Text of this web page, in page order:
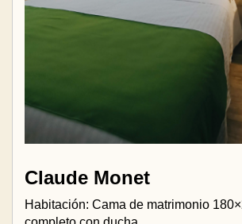
Claude Monet
Habitación: Cama de matrimonio